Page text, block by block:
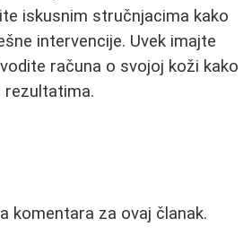
iskusnim stručnjacima kako
intervencije. Uvek imajte
računa o svojoj koži kako
rezultatima.
komentara za ovaj članak.